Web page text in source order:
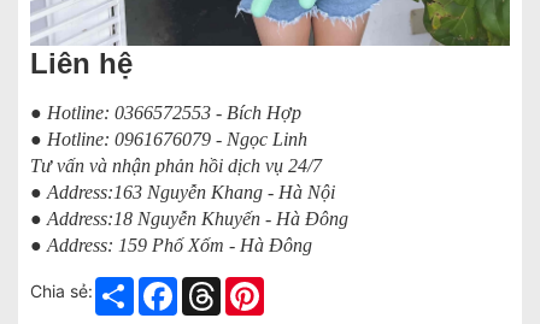
Liên hệ
● Hotline: 0366572553 - Bích Hợp
● Hotline: 0961676079 - Ngọc Linh
Tư vấn và nhận phản hồi dịch vụ 24/7
● Address:163 Nguyễn Khang - Hà Nội
● Address:18 Nguyễn Khuyến - Hà Đông
● Address: 159 Phố Xốm - Hà Đông
Chia sẻ: Share Facebook
Threads